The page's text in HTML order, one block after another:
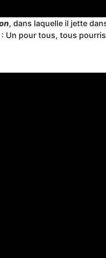
, dans laquelle il jette
: Un pour tous, tous